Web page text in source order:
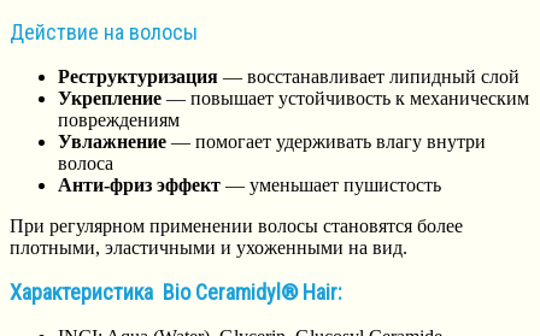
Действие на волосы
Реструктуризация — восстанавливает липидный слой
Укрепление — повышает устойчивость к механическим
повреждениям
Увлажнение — помогает удерживать влагу внутри
волоса
Анти-фриз эффект — уменьшает пушистость
При регулярном применении волосы становятся более
плотными, эластичными и ухоженными на вид.
Характеристика Bio Ceramidyl® Hair: